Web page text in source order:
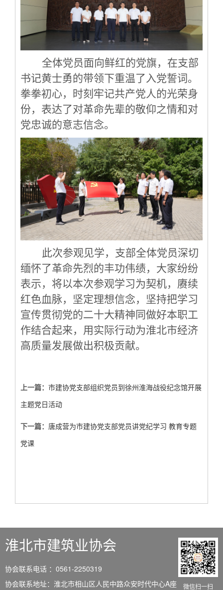
全体党员面向鲜红的党旗，在支部
书记黄士勇的带领下重温了入党誓词。
拳拳初心，时刻牢记共产党人的光荣身
份，表达了对革命先辈的敬仰之情和对
党忠诚的意志信念。
此次参观见学， 支部全体党员深切
缅怀了革命先烈的丰功伟绩， 大家纷纷
表示，将以本次参观学习为契机，赓续
红色血脉，坚定理想信念，坚持把学习
宣传贯彻党的二十大精神同做好本职工
作结合起来，用实际行动为淮北市经济
高质量发展做出积极贡献。
上一篇： 市建协党支部组织党员到徐州淮海战役纪念馆开展
主题党日活动
下一篇： 唐成营为市建协党支部党员讲党纪学习 教育专题
党课
微信扫一扫
淮北市建筑业协会
协会联系电话 ：0561-2250319
协会联系地址：淮北市相山区人民中路众安时代中心A座